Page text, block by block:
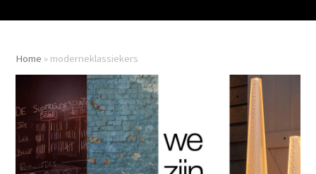
Home » moderneklassiekers